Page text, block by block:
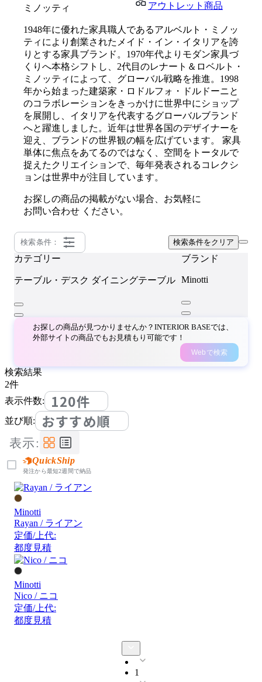
アウトレット商品
ミノッティ
1948年に優れた家具職人であるアルベルト・ミノッ
ティにより創業されたメイド・イン・イタリアを誇
りとする家具ブランド。1970年代よりモダン家具づ
くりへ本格シフトし、2代目のレナート＆ロベルト・
ミノッティによって、グローバル戦略を推進。1998
年から始まった建築家・ロドルフォ・ドルドーニと
のコラボレーションをきっかけに世界中にショップ
を展開し、イタリアを代表するグローバルブランド
へと躍進しました。近年は世界各国のデザイナーを
迎え、ブランドの世界観の幅を広げています。 家具
単体に焦点をあてるのではなく、空間をトータルで
捉えたクリエイションで、毎年発表されるコレクシ
ョンは世界中が注目しています。
お探しの商品の掲載がない場合、お気軽に
お問い合わせ ください。
検索条件： 検索条件をクリア
カテゴリー
テーブル・デスク ダイニングテーブル
ブランド
Minotti
お探しの商品が見つかりませんか？INTERIOR BASEでは、
外部サイトの商品でもお見積もり可能です！
Webで検索
検索結果
2件
表示件数:
120件
並び順: おすすめ順
表示:
QuickShip
発注から最短2週間で納品
Minotti
Rayan / ライアン
定価/上代:
都度見積
Minotti
Nico / ニコ
定価/上代:
都度見積
1